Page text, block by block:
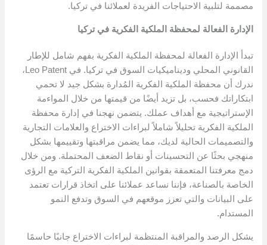
مصممة لتلبية الاحتياجات الفريدة لعملائنا في تركيا.
الإدارة الفعالة لمحفظة الملكية الفكرية في تركيا
تبدأ الإدارة الفعالة لمحفظة الملكية الفكرية بفهم شامل للإطار
القانوني المحلي وديناميكيات السوق في تركيا. في Leo Patent،
ندرك أن محفظة الملكية الفكرية المُدارة بشكل جيد لا تحمي
ابتكاراتك فحسب، بل تزيد أيضًا من قيمتها من خلال المواءمة
الإستراتيجية مع أهداف عملك. يتضمن نهجنا في إدارة محفظة
الملكية الفكرية تحليلاً شاملاً لبراءات الاختراع والعلامات التجارية
والتصميمات الحالية لديك، مما يضمن مراقبتها وتقييمها بشكل
منهجي بحثًا عن التحسينات أو نقاط الضعف المحتملة. ومن خلال
دمج معرفتنا المتعمقة بقوانين الملكية الفكرية التركية مع الرؤى
الخاصة بالصناعة، فإننا نساعد عملائنا على اتخاذ قرارات تعتمد
على البيانات والتي تعزز موقعهم في السوق وتدفع النمو
المستدام.
يشكل الرصد والمراقبة المنتظمة لبراءات الاختراع جانبًا حاسمًا